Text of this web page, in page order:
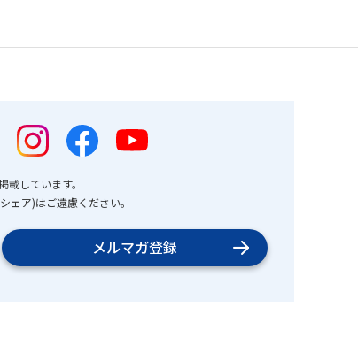
しています。
ア)はご遠慮ください。
メルマガ登録